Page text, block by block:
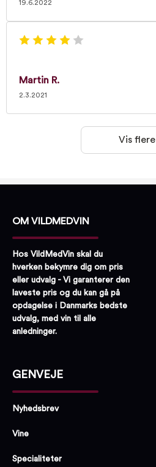
19.6.2022
Martin R.
2.3.2021
Vis flere
OM VILDMEDVIN
Hos VildMedVin skal du
hverken bekymre dig om pris
eller udvalg - Vi garanterer den
laveste pris og du kan gå på
opdagelse i Danmarks bedste
udvalg, med vin til alle
anledninger.
GENVEJE
Nyhedsbrev
Vine
Specialiteter